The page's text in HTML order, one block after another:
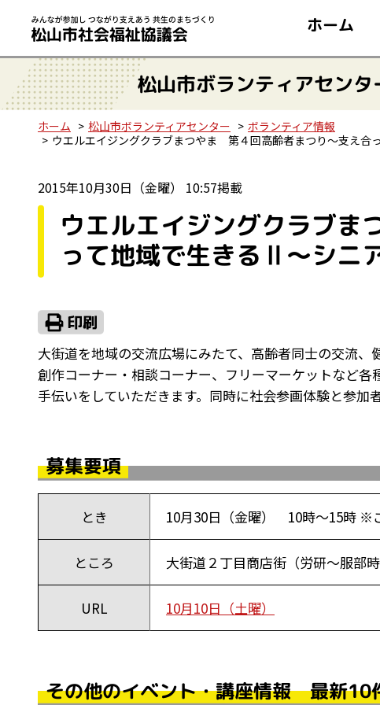
ホーム
松山市ボランティアセンタ
ホーム 松山市ボランティアセンター
ボランティア情報
ウエルエイジングクラブまつやま 第４回高齢者まつり～支え合
2015年10月30日（金曜） 10:57掲載
ウエルエイジングクラブ
って地域で生きるⅡ～シニ
大街道を地域の交流広場にみたて、高齢者同士の交流、
創作コーナー・相談コーナー、フリーマーケットなど
手伝いをしていただきます。同時に社会参画体験と参加
募集要項
とき 10月30日（金曜） 10時～15時 ※
ところ 大街道２丁目商店街（労研～服部時
URL 10月10日（土曜）
その他のイベント・講座情報 最新10